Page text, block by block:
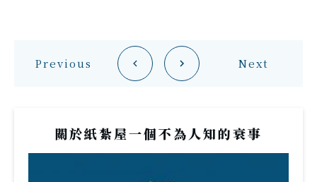
Previous Next
關於紙紮屋一個不為人知的衰事